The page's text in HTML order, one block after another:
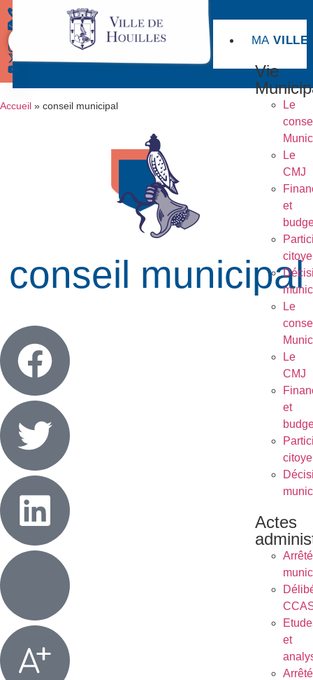
Démarches MAVILLE
Vie
Le
Le
CMJ
et
Le
Le
CMJ
et
Actes
et
Accueil » conseil municipal
conseil municipal